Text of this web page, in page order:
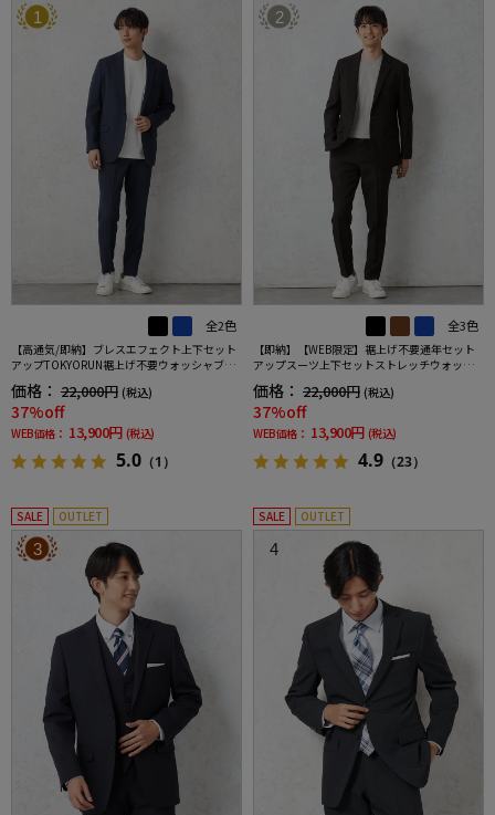
1
全2色
【高通気/即納】ブレスエフェクト上下セット
アップTOKYORUN裾上げ不要ウォッシャブル
ンジャケットウエストシャーリングノータッ
クパンツ
価格： 22,000円 (税込)
37%off
WEB価格： 13,900円 (税込)
5.0 （1）
2
全3色
【即納】【WEB限定】裾上げ不要通年セット
アップスーツ上下セットストレッチウォッシ
価格： 22,000円 (税込)
37%off
WEB価格： 13,900円 (税込)
4.9 （23）
SALE OUTLET
3
SALE OUTLET
4